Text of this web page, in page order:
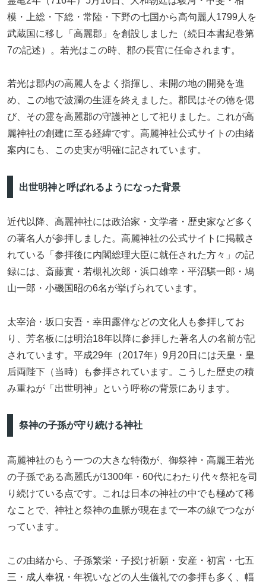
模・上総・下総・常陸・下野の七国から高句麗人1799人を
武蔵国に移し「高麗郡」を創設しました（続日本書紀巻第
7の記述）。若光はこの時、郡の長官に任命されます。
若光は郡内の高麗人をよく指揮し、未開の地の開発を進
め、この地で波瀾の生涯を終えました。郡民はその徳を偲
び、その霊を高麗郡の守護神として祀りました。これが高
麗神社の創建に至る経緯です。高麗神社公式サイトの由緒
案内にも、この史実が明確に記されています。
出世明神と呼ばれるようになった背景
近代以降、高麗神社には政治家・文学者・歴史家など多く
の著名人が参拝しました。高麗神社の公式サイトに掲載さ
れている「参拝後に内閣総理大臣に就任された方々」の記
録には、斎藤實・若槻礼次郎・浜口雄幸・平沼騏一郎・鳩
山一郎・小磯国昭の6名が挙げられています。
太宰治・坂口安吾・幸田露伴などの文化人も参拝してお
り、芳名板には明治18年以降に参拝した著名人の名前が記
されています。平成29年（2017年）9月20日には天皇・皇
后両陛下（当時）も参拝されています。こうした歴史の積
み重ねが「出世明神」という呼称の背景にあります。
祭神の子孫が守り続ける神社
高麗神社のもう一つの大きな特徴が、御祭神・高麗王若光
の子孫である高麗氏が1300年・60代にわたり代々祭祀を司
り続けている点です。これは日本の神社の中でも極めて稀
なことで、神社と祭神の血脈が現在まで一本の線でつなが
っています。
この由緒から、子孫繁栄・子授け祈願・安産・初宮・七五
三・成人奉祝・年祝いなどの人生儀礼での参拝も多く、幅